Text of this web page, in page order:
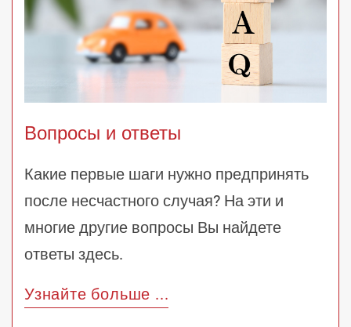
Вопросы и ответы
Какие первые шаги нужно предпринять
после несчастного случая? На эти и
многие другие вопросы Вы найдете
ответы здесь.
Узнайте больше ...